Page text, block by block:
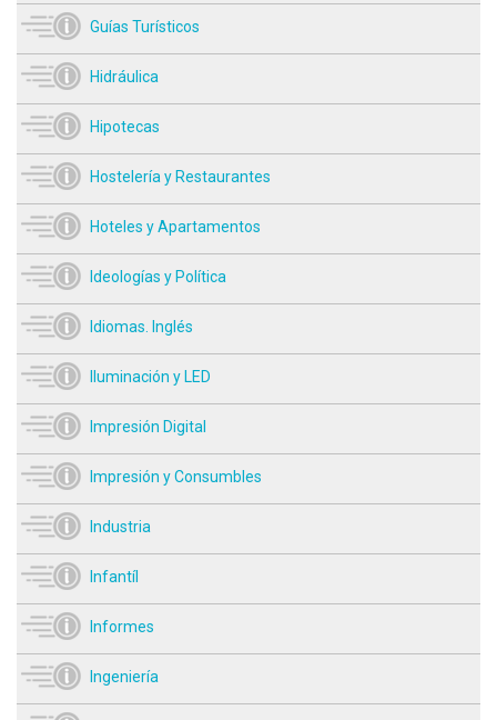
Guías Turísticos
Hidráulica
Hipotecas
Hostelería y Restaurantes
Hoteles y Apartamentos
Ideologías y Política
Idiomas. Inglés
Iluminación y LED
Impresión Digital
Impresión y Consumbles
Industria
Infantíl
Informes
Ingeniería